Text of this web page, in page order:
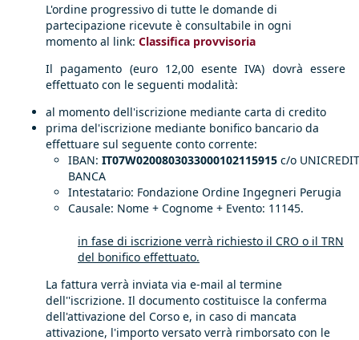
L'ordine progressivo di tutte le domande di
partecipazione ricevute è consultabile in ogni
momento al link: Classifica provvisoria
Il pagamento (euro 12,00 esente IVA) dovrà essere
effettuato con le seguenti modalità:
al momento dell'iscrizione mediante carta di credito
prima del'iscrizione mediante bonifico bancario da
effettuare sul seguente conto corrente:
IBAN: IT07W0200803033000102115915 c/o UNICREDIT
BANCA
​Intestatario: Fondazione Ordine Ingegneri Perugia
Causale: Nome + Cognome + Evento: 11145.
in fase di iscrizione verrà richiesto il CRO o il TRN
del bonifico effettuato.
La fattura verrà inviata via e-mail al termine
dell''iscrizione. Il documento costituisce la conferma
dell'attivazione del Corso e, in caso di mancata
attivazione, l'importo versato verrà rimborsato con le